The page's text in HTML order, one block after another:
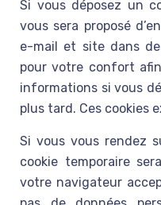
Si vous déposez un
vous sera proposé
e-mail et site dans
pour votre confort
informations si vous
plus tard. Ces cookies
Si vous vous rendez
cookie temporaire
votre navigateur